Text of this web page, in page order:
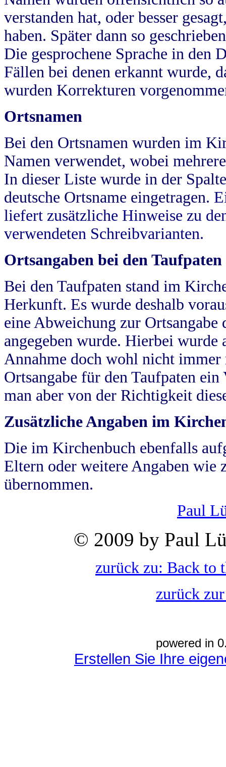
verstanden hat, oder besser
haben. Später dann so
Die gesprochene Sprache in
Fällen bei denen erkannt wurde,
wurden Korrekturen
Ortsnamen
Bei den Ortsnamen wurden im
Namen verwendet, wobei
In dieser Liste wurde in der
deutsche Ortsname eingetragen.
liefert zusätzliche Hinweise zu
verwendeten Schreibvarianten.
Ortsangaben bei den Taufpaten
Bei den Taufpaten stand im
Herkunft. Es wurde deshalb
eine Abweichung zur
angegeben wurde. Hierbei wurde
Annahme doch wohl nicht
Ortsangabe für den Taufpaten
man aber von der Richtigkeit
Zusätzliche Angaben im
Die im Kirchenbuch ebenfalls
Eltern oder weitere Angaben wie
übernommen.
Paul
© 2009 by Paul
zurück zu: Back to
zurück
powered in
Erstellen Sie Ihre